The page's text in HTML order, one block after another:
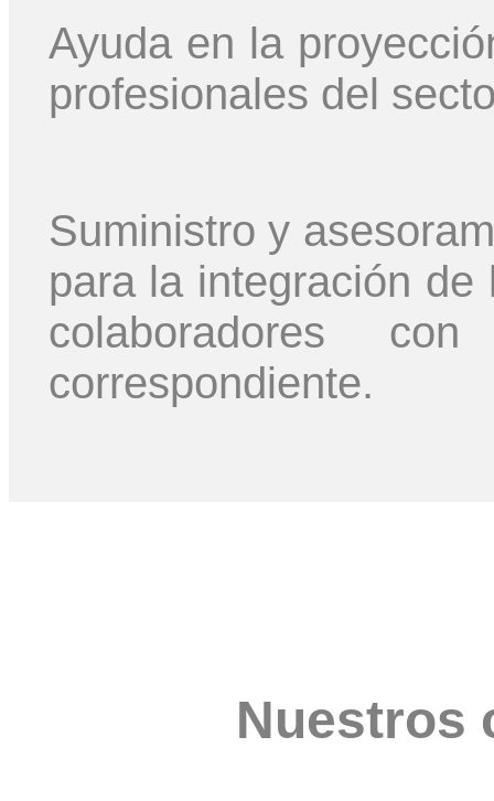
Ayuda en la
profesionales del
Suministro y
para la integración
colaboradores
correspondiente.
Nuestros